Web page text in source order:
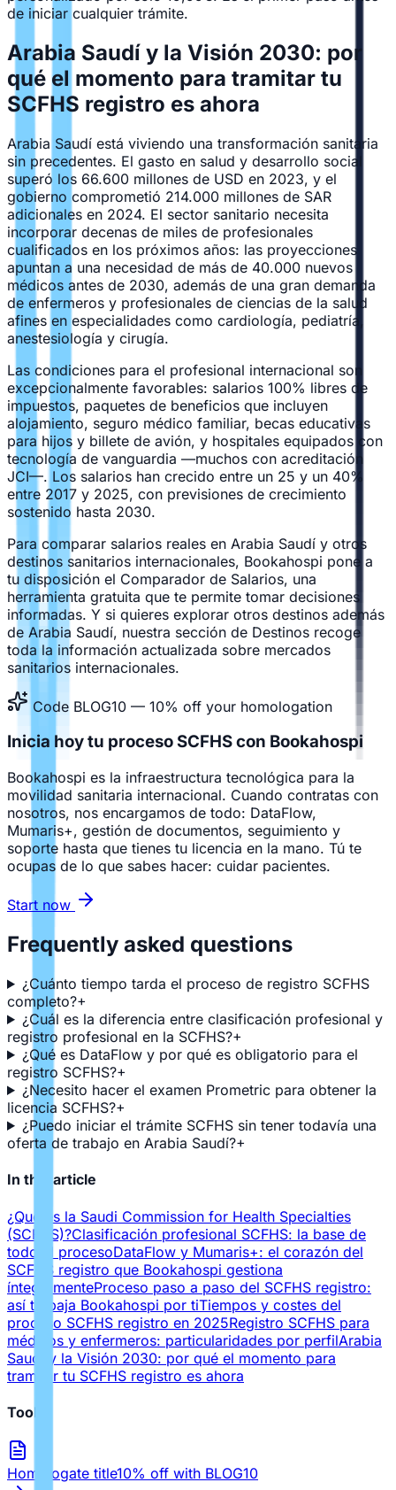
de iniciar cualquier trámite.
Arabia Saudí y la Visión 2030: por
qué el momento para tramitar tu
SCFHS registro es ahora
Arabia Saudí está viviendo una transformación sanitaria
sin precedentes. El gasto en salud y desarrollo social
superó los 66.600 millones de USD en 2023, y el
gobierno comprometió 214.000 millones de SAR
adicionales en 2024. El sector sanitario necesita
incorporar decenas de miles de profesionales
cualificados en los próximos años: las proyecciones
apuntan a una necesidad de más de 40.000 nuevos
médicos antes de 2030, además de una gran demanda
de enfermeros y profesionales de ciencias de la salud
afines en especialidades como cardiología, pediatría,
anestesiología y cirugía.
Las condiciones para el profesional internacional son
excepcionalmente favorables: salarios 100% libres de
impuestos, paquetes de beneficios que incluyen
alojamiento, seguro médico familiar, becas educativas
para hijos y billete de avión, y hospitales equipados con
tecnología de vanguardia —muchos con acreditación
JCI—. Los salarios han crecido entre un 25 y un 40%
entre 2017 y 2025, con previsiones de crecimiento
sostenido hasta 2030.
Para comparar salarios reales en Arabia Saudí y otros
destinos sanitarios internacionales, Bookahospi pone a
tu disposición el Comparador de Salarios, una
herramienta gratuita que te permite tomar decisiones
informadas. Y si quieres explorar otros destinos además
de Arabia Saudí, nuestra sección de Destinos recoge
toda la información actualizada sobre mercados
sanitarios internacionales.
Code BLOG10 — 10% off your homologation
Inicia hoy tu proceso SCFHS con Bookahospi
Bookahospi es la infraestructura tecnológica para la
movilidad sanitaria internacional. Cuando contratas con
nosotros, nos encargamos de todo: DataFlow,
Mumaris+, gestión de documentos, seguimiento y
soporte hasta que tienes tu licencia en la mano. Tú te
ocupas de lo que sabes hacer: cuidar pacientes.
Start now
Frequently asked questions
¿Cuánto tiempo tarda el proceso de registro SCFHS
completo?+
¿Cuál es la diferencia entre clasificación profesional y
registro profesional en la SCFHS?+
¿Qué es DataFlow y por qué es obligatorio para el
registro SCFHS?+
¿Necesito hacer el examen Prometric para obtener la
licencia SCFHS?+
¿Puedo iniciar el trámite SCFHS sin tener todavía una
oferta de trabajo en Arabia Saudí?+
In this article
¿Qué es la Saudi Commission for Health Specialties
(SCFHS)?Clasificación profesional SCFHS: la base de
todo el procesoDataFlow y Mumaris+: el corazón del
SCFHS registro que Bookahospi gestiona
íntegramenteProceso paso a paso del SCFHS registro:
así trabaja Bookahospi por tiTiempos y costes del
proceso SCFHS registro en 2025Registro SCFHS para
médicos y enfermeros: particularidades por perfilArabia
Saudí y la Visión 2030: por qué el momento para
tramitar tu SCFHS registro es ahora
Tools
Homologate title10% off with BLOG10